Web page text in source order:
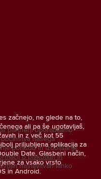
začnejo, ne glede na to,
ali pa še ugotavljaš,
in z več kot 55
priljubljena aplikacija za
Date, Glasbeni način,
za vsako vrsto
in Android.
partnerji uporabljamo
našega
ponudb in izboljšanje
o piškotkih in
nastavitvah lahko